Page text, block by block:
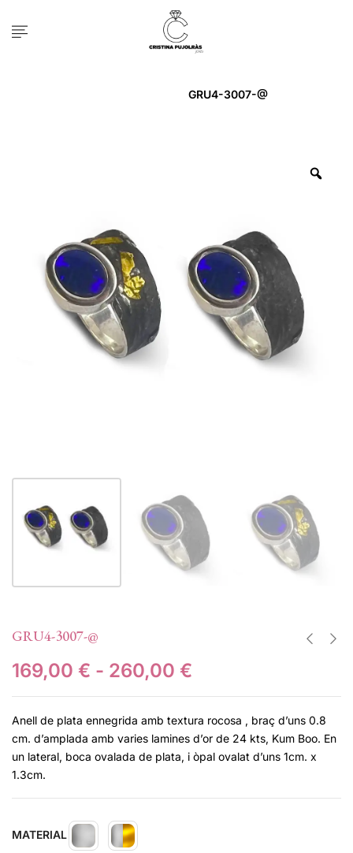
GRU4-3007-@
GRU4-3007-@
169,00 € - 260,00 €
Anell de plata ennegrida amb textura rocosa , braç d’uns 0.8
cm. d’amplada amb varies lamines d’or de 24 kts, Kum Boo. En
un lateral, boca ovalada de plata, i òpal ovalat d’uns 1cm. x
1.3cm.
MATERIAL